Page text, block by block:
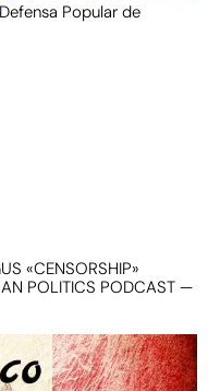
Popular de
«CENSORSHIP»
POLITICS PODCAST —